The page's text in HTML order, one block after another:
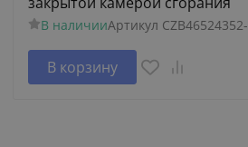
В наличииАртикул CZB46524352-
В корзину